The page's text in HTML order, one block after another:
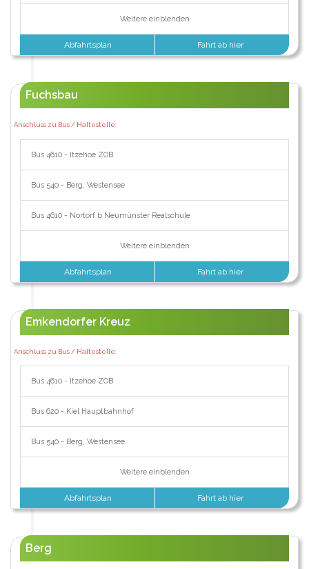
Weitere einblenden
Abfahrtsplan Fahrt ab hier
Fuchsbau
Anschluss zu Bus / Haltestelle:
Bus 4610 - Itzehoe ZOB
Bus 540 - Berg, Westensee
Bus 4610 - Nortorf b Neumünster Realschule
Weitere einblenden
Abfahrtsplan Fahrt ab hier
Emkendorfer Kreuz
Anschluss zu Bus / Haltestelle:
Bus 4610 - Itzehoe ZOB
Bus 620 - Kiel Hauptbahnhof
Bus 540 - Berg, Westensee
Weitere einblenden
Abfahrtsplan Fahrt ab hier
Berg